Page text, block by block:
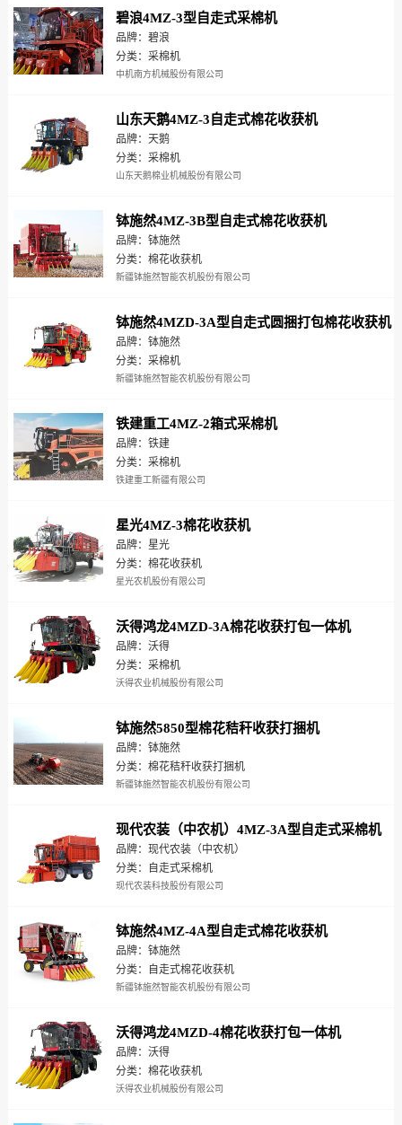
碧浪4MZ-3型自走式采棉机
品牌：碧浪
分类：采棉机
中机南方机械股份有限公司
山东天鹅4MZ-3自走式棉花收获机
品牌：天鹅
分类：采棉机
山东天鹅棉业机械股份有限公司
钵施然4MZ-3B型自走式棉花收获机
品牌：钵施然
分类：棉花收获机
新疆钵施然智能农机股份有限公司
钵施然4MZD-3A型自走式圆捆打包棉花收获机
品牌：钵施然
分类：采棉机
新疆钵施然智能农机股份有限公司
铁建重工4MZ-2箱式采棉机
品牌：铁建
分类：采棉机
铁建重工新疆有限公司
星光4MZ-3棉花收获机
品牌：星光
分类：棉花收获机
星光农机股份有限公司
沃得鸿龙4MZD-3A棉花收获打包一体机
品牌：沃得
分类：采棉机
沃得农业机械股份有限公司
钵施然5850型棉花秸秆收获打捆机
品牌：钵施然
分类：棉花秸秆收获打捆机
新疆钵施然智能农机股份有限公司
现代农装（中农机）4MZ-3A型自走式采棉机
品牌：现代农装（中农机）
分类：自走式采棉机
现代农装科技股份有限公司
钵施然4MZ-4A型自走式棉花收获机
品牌：钵施然
分类：自走式棉花收获机
新疆钵施然智能农机股份有限公司
沃得鸿龙4MZD-4棉花收获打包一体机
品牌：沃得
分类：棉花收获机
沃得农业机械股份有限公司